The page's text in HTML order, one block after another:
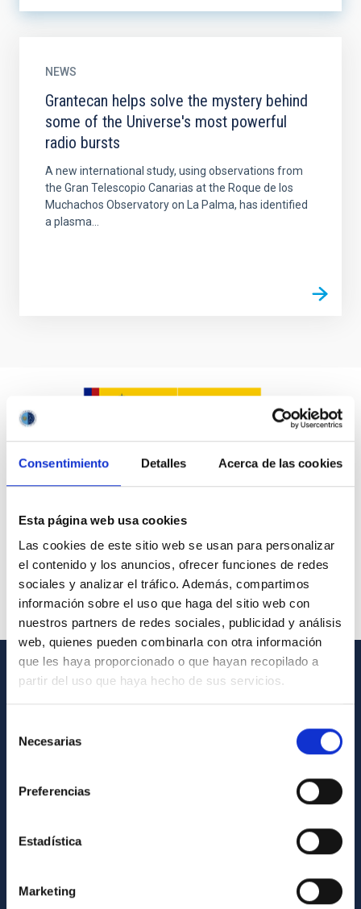
Consentimiento Detalles Acerca de las cookies
Esta página web usa cookies
Las cookies de este sitio web se usan para personalizar
el contenido y los anuncios, ofrecer funciones de redes
sociales y analizar el tráfico. Además, compartimos
información sobre el uso que haga del sitio web con
nuestros partners de redes sociales, publicidad y análisis
web, quienes pueden combinarla con otra información
que les haya proporcionado o que hayan recopilado a
partir del uso que haya hecho de sus servicios.
Necesarias
Preferencias
Estadística
Marketing
NEWS
Grantecan helps solve the mystery behind
some of the Universe's most powerful
radio bursts
A new international study, using observations from
the Gran Telescopio Canarias at the Roque de los
Muchachos Observatory on La Palma, has identified
a plasma...
GENERAL INFORMATION
How to get to the IAC